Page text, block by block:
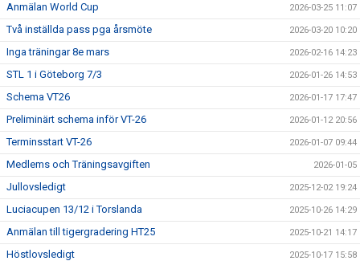
Anmälan World Cup 2026-03-25 11:07
Två inställda pass pga årsmöte 2026-03-20 10:20
Inga träningar 8e mars 2026-02-16 14:23
STL 1 i Göteborg 7/3 2026-01-26 14:53
Schema VT26 2026-01-17 17:47
Preliminärt schema inför VT-26 2026-01-12 20:56
Terminsstart VT-26 2026-01-07 09:44
Medlems och Träningsavgiften 2026-01-05
Jullovsledigt 2025-12-02 19:24
Luciacupen 13/12 i Torslanda 2025-10-26 14:29
Anmälan till tigergradering HT25 2025-10-21 14:17
Höstlovsledigt 2025-10-17 15:58